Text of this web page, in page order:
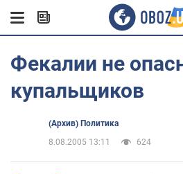
Фекалии не
купальщиков
(Архив) Политика
8.08.2005 13:11
624